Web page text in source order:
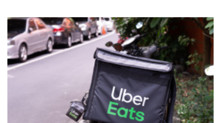
運兒是你嗎？統一發票中獎清冊公布，幸運民眾只花21元在全家便
利商店購買飲品就抱走千萬獎金，還有至星巴克消費15元，繳停車
費就幸運獲得特獎、雲端發票獎，若還沒對獎不妨趕緊打開APP確
認，看看這個月有沒有小確幸！115年1-2月期統一發票特別獎（獎
金1,000萬）、特獎（200萬）各還有4張未領，領獎期限只到115年
7月6日，其中一位幸運兒更是只花了2元買袋子就中了1,000萬元獎
金。財政部提醒逾期將無法兌領，還沒兌獎的民眾務必把握時間。